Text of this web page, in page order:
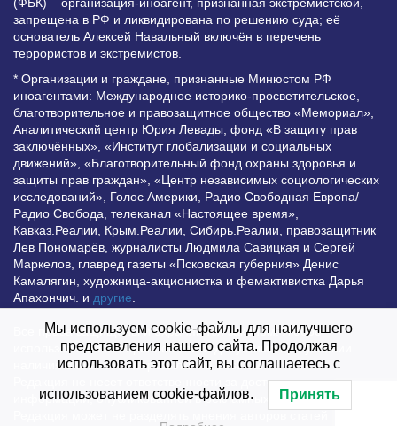
(ФБК) – организация-иноагент, признанная экстремистской,
запрещена в РФ и ликвидирована по решению суда; её
основатель Алексей Навальный включён в перечень
террористов и экстремистов.
* Организации и граждане, признанные Минюстом РФ
иноагентами: Международное историко-просветительское,
благотворительное и правозащитное общество «Мемориал»,
Аналитический центр Юрия Левады, фонд «В защиту прав
заключённых», «Институт глобализации и социальных
движений», «Благотворительный фонд охраны здоровья и
защиты прав граждан», «Центр независимых социологических
исследований», Голос Америки, Радио Свободная Европа/
Радио Свобода, телеканал «Настоящее время»,
Кавказ.Реалии, Крым.Реалии, Сибирь.Реалии, правозащитник
Лев Пономарёв, журналисты Людмила Савицкая и Сергей
Маркелов, главред газеты «Псковская губерния» Денис
Камалягин, художница-акционистка и фемактивистка Дарья
Апахончич. и другие.
Все права защищены и охраняются законом. Любое
использование материалов сайта допустимо при условии
наличия активной гиперссылки на Vesti.UZ.
Редакция не несет ответственности за достоверность
информации, опубликованной в рекламных объявлениях.
Мы используем cookie-файлы для наилучшего
представления нашего сайта. Продолжая
использовать этот сайт, вы соглашаетесь с
использованием cookie-файлов. Принять